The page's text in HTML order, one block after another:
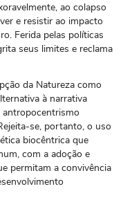
ao colapso
e resistir ao impacto
Ferida pelas políticas
seus limites e reclama
da Natureza como
à narrativa
antropocentrismo
se, portanto, o uso
biocêntrica que
com a adoção e
permitam a convivência